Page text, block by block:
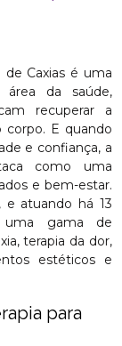
Caxias é uma
área da saúde,
recuperar a
corpo. E quando
e confiança, a
como uma
e bem-estar.
atuando há 13
uma gama de
terapia da dor,
estéticos e
para